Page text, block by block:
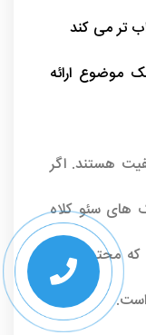
تر می کند
موضوع ارائه
هستند. اگر
های سئو کلاه
محتوایی که
است.